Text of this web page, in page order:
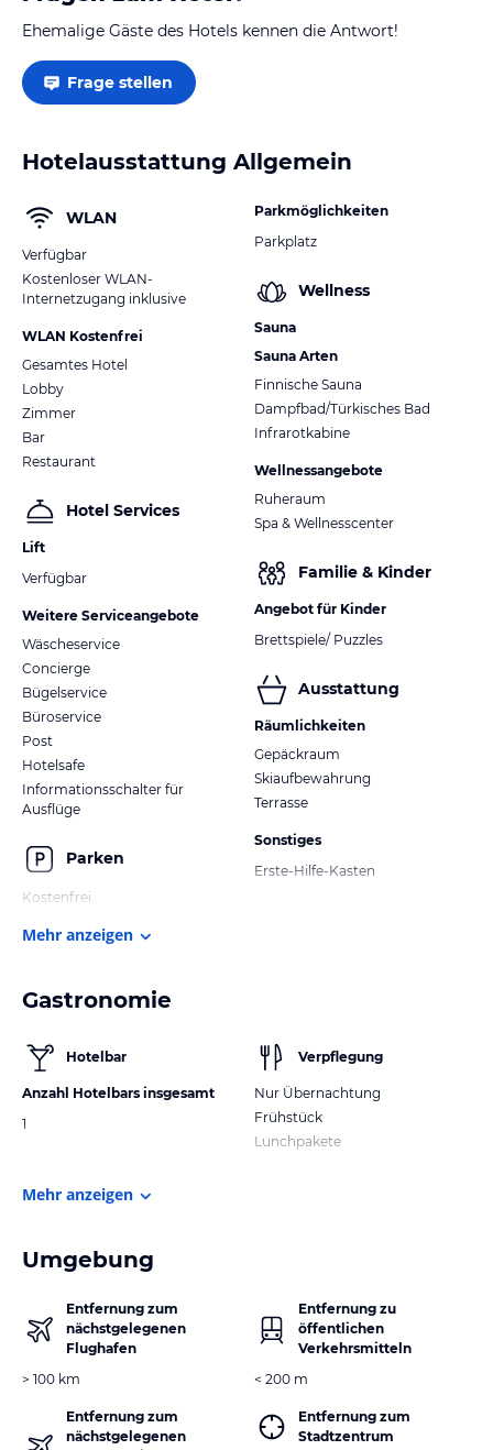
Ehemalige Gäste des Hotels kennen die Antwort!
Frage stellen
Hotelausstattung Allgemein
WLAN
Verfügbar
Kostenloser WLAN-
Internetzugang inklusive
WLAN Kostenfrei
Gesamtes Hotel
Lobby
Zimmer
Bar
Restaurant
Hotel Services
Lift
Verfügbar
Weitere Serviceangebote
Wäscheservice
Concierge
Bügelservice
Büroservice
Post
Hotelsafe
Informationsschalter für
Ausflüge
Parken
Kostenfrei
Parkmöglichkeiten
Parkplatz
Wellness
Sauna
Sauna Arten
Finnische Sauna
Dampfbad/Türkisches Bad
Infrarotkabine
Wellnessangebote
Ruheraum
Spa & Wellnesscenter
Familie & Kinder
Angebot für Kinder
Brettspiele/ Puzzles
Ausstattung
Räumlichkeiten
Gepäckraum
Skiaufbewahrung
Terrasse
Sonstiges
Erste-Hilfe-Kasten
Mehr anzeigen
Gastronomie
Hotelbar
Anzahl Hotelbars insgesamt
1
Verpflegung
Nur Übernachtung
Frühstück
Lunchpakete
Mehr anzeigen
Umgebung
Entfernung zum
nächstgelegenen
Flughafen
> 100 km
Entfernung zum
nächstgelegenen
Entfernung zu
öffentlichen
Verkehrsmitteln
< 200 m
Entfernung zum
Stadtzentrum